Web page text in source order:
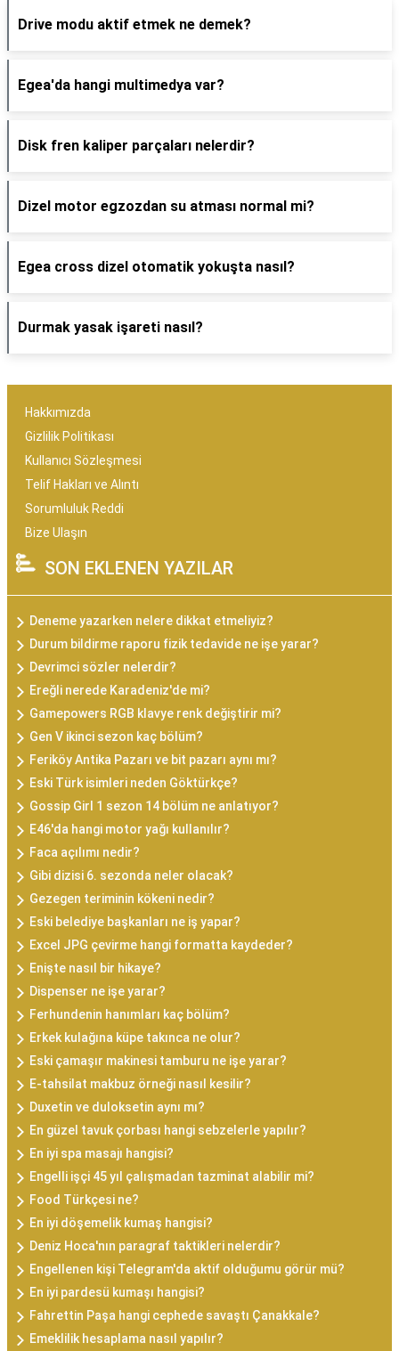
Drive modu aktif etmek ne demek?
Egea'da hangi multimedya var?
Disk fren kaliper parçaları nelerdir?
Dizel motor egzozdan su atması normal mi?
Egea cross dizel otomatik yokuşta nasıl?
Durmak yasak işareti nasıl?
Hakkımızda
Gizlilik Politikası
Kullanıcı Sözleşmesi
Telif Hakları ve Alıntı
Sorumluluk Reddi
Bize Ulaşın
SON EKLENEN YAZILAR
Deneme yazarken nelere dikkat etmeliyiz?
Durum bildirme raporu fizik tedavide ne işe yarar?
Devrimci sözler nelerdir?
Ereğli nerede Karadeniz'de mi?
Gamepowers RGB klavye renk değiştirir mi?
Gen V ikinci sezon kaç bölüm?
Feriköy Antika Pazarı ve bit pazarı aynı mı?
Eski Türk isimleri neden Göktürkçe?
Gossip Girl 1 sezon 14 bölüm ne anlatıyor?
E46'da hangi motor yağı kullanılır?
Faca açılımı nedir?
Gibi dizisi 6. sezonda neler olacak?
Gezegen teriminin kökeni nedir?
Eski belediye başkanları ne iş yapar?
Excel JPG çevirme hangi formatta kaydeder?
Enişte nasıl bir hikaye?
Dispenser ne işe yarar?
Ferhundenin hanımları kaç bölüm?
Erkek kulağına küpe takınca ne olur?
Eski çamaşır makinesi tamburu ne işe yarar?
E-tahsilat makbuz örneği nasıl kesilir?
Duxetin ve duloksetin aynı mı?
En güzel tavuk çorbası hangi sebzelerle yapılır?
En iyi spa masajı hangisi?
Engelli işçi 45 yıl çalışmadan tazminat alabilir mi?
Food Türkçesi ne?
En iyi döşemelik kumaş hangisi?
Deniz Hoca'nın paragraf taktikleri nelerdir?
Engellenen kişi Telegram'da aktif olduğumu görür mü?
En iyi pardesü kumaşı hangisi?
Fahrettin Paşa hangi cephede savaştı Çanakkale?
Emeklilik hesaplama nasıl yapılır?